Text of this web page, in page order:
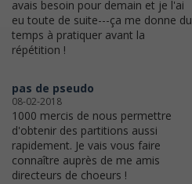
avais besoin pour demain et je l'ai
eu toute de suite---ça me donne du
temps à pratiquer avant la
répétition !
pas de pseudo
08-02-2018
1000 mercis de nous permettre
d'obtenir des partitions aussi
rapidement. Je vais vous faire
connaître auprès de me amis
directeurs de choeurs !